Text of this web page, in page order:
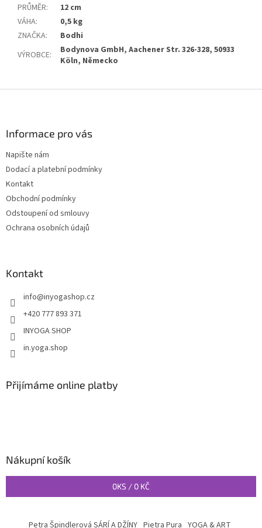
PRŮMĚR:
12 cm
VÁHA:
0,5 kg
ZNAČKA:
Bodhi
VÝROBCE:
Bodynova GmbH, Aachener Str. 326-328, 50933
Köln, Německo
Informace pro vás
Napište nám
Dodací a platební podmínky
Kontakt
Obchodní podmínky
Odstoupení od smlouvy
Ochrana osobních údajů
Kontakt
info@inyogashop.cz
+420 777 893 371
INYOGA SHOP
in.yoga.shop
Přijímáme online platby
Nákupní košík
0KS / 0 KČ
Petra Špindlerová SÁRÍ A DŽÍNY Pietra Pura YOGA & ART